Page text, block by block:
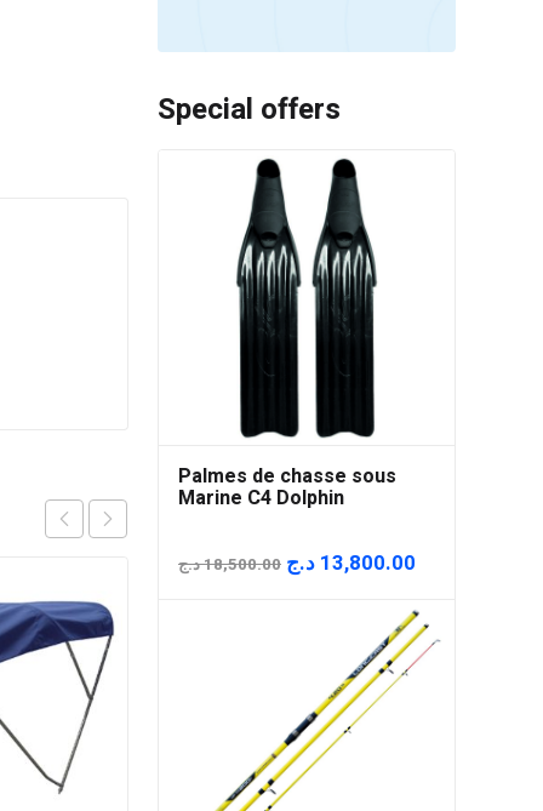
Special offers
Palmes de chasse sous
Marine C4 Dolphin
18,500.00د.ج
Le 13,800.00 د.ج
actuel
est :